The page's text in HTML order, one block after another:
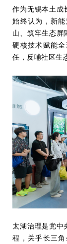
作为无锡本土 成
始终认为，新
山、筑牢生态屏
硬核技术赋能
任，反哺社区生
太湖治理是 党中
程，关乎长三